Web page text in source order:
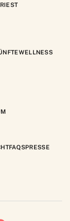
WELLNESS
FAQSPRESSE